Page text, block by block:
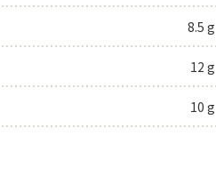
8.5 g
12 g
10 g